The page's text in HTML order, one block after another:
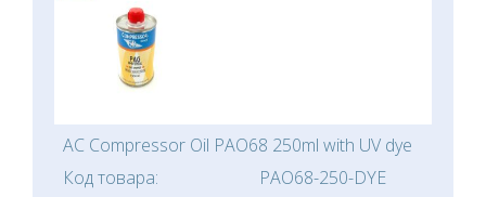
AC Compressor Oil PAO68 250ml with UV dye
Код товара:
PAO68-250-DYE